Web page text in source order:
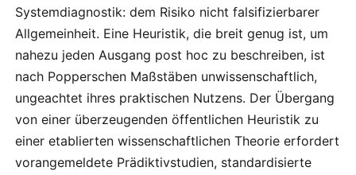
Systemdiagnostik: dem Risiko nicht falsifizierbarer
Allgemeinheit. Eine Heuristik, die breit genug ist, um
nahezu jeden Ausgang post hoc zu beschreiben, ist
nach Popperschen Maßstäben unwissenschaftlich,
ungeachtet ihres praktischen Nutzens. Der Übergang
von einer überzeugenden öffentlichen Heuristik zu
einer etablierten wissenschaftlichen Theorie erfordert
vorangemeldete Prädiktivstudien, standardisierte